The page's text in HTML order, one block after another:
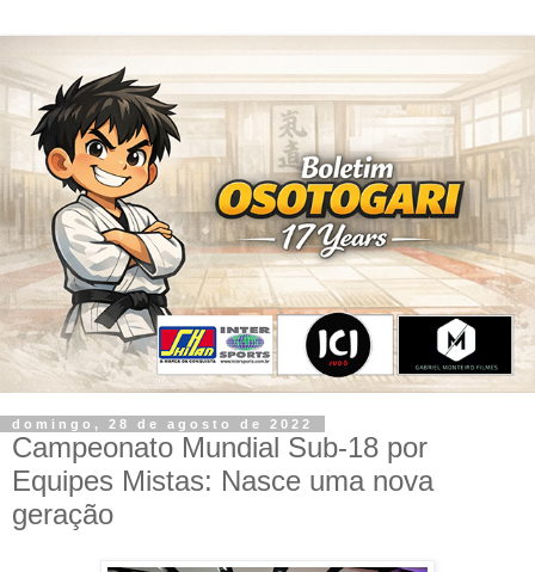
domingo, 28 de agosto de 2022
Campeonato Mundial Sub-18 por
Equipes Mistas: Nasce uma nova
geração